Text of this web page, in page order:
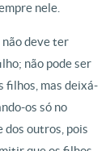
nele.
não deve ter
não pode ser
filhos, mas deixá-
os só no
dos outros, pois